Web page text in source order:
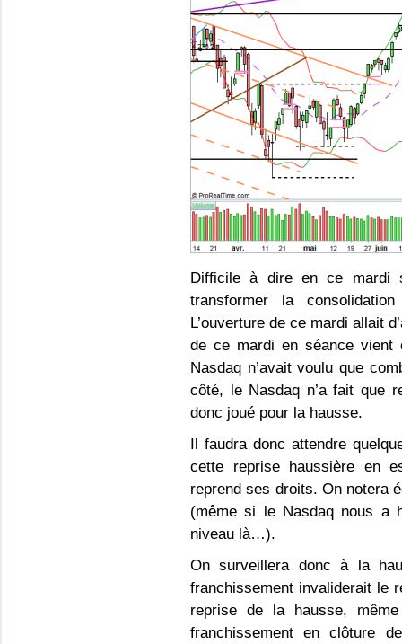
Difficile à dire en ce mardi
transformer la
L’ouverture de ce mardi allait
de ce mardi en séance vient
Nasdaq n’avait voulu que
côté, le Nasdaq n’a fait que
donc joué pour la hausse.
Il faudra donc attendre
cette reprise haussière en
reprend ses droits. On notera
(même si le Nasdaq nous a
niveau là…).
On surveillera donc à la
franchissement invaliderait le
reprise de la hausse,
franchissement en clôture